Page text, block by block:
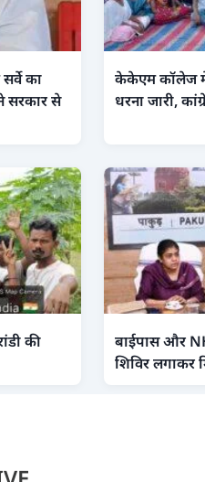
का
सरकार से
केकेएम कॉलेज में
धरना जारी,
की
बाईपास और
शिविर लगाकर